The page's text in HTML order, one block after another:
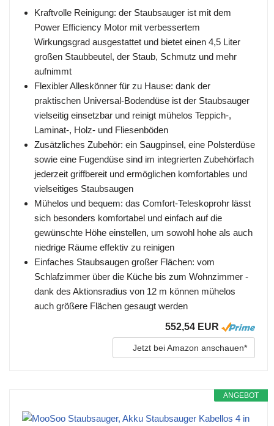
Kraftvolle Reinigung: der Staubsauger ist mit dem
Power Efficiency Motor mit verbessertem
Wirkungsgrad ausgestattet und bietet einen 4,5 Liter
großen Staubbeutel, der Staub, Schmutz und mehr
aufnimmt
Flexibler Alleskönner für zu Hause: dank der
praktischen Universal-Bodendüse ist der Staubsauger
vielseitig einsetzbar und reinigt mühelos Teppich-,
Laminat-, Holz- und Fliesenböden
Zusätzliches Zubehör: ein Saugpinsel, eine Polsterdüse
sowie eine Fugendüse sind im integrierten Zubehörfach
jederzeit griffbereit und ermöglichen komfortables und
vielseitiges Staubsaugen
Mühelos und bequem: das Comfort-Teleskoprohr lässt
sich besonders komfortabel und einfach auf die
gewünschte Höhe einstellen, um sowohl hohe als auch
niedrige Räume effektiv zu reinigen
Einfaches Staubsaugen großer Flächen: vom
Schlafzimmer über die Küche bis zum Wohnzimmer -
dank des Aktionsradius von 12 m können mühelos
auch größere Flächen gesaugt werden
552,54 EUR
Jetzt bei Amazon anschauen*
ANGEBOT